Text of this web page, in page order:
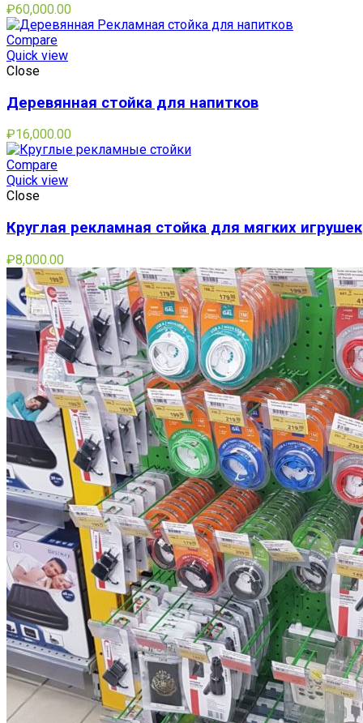
₽60,000.00
Compare
Quick view
Close
Деревянная стойка для напитков
₽16,000.00
Compare
Quick view
Close
Круглая рекламная стойка для мягких игрушек
₽8,000.00